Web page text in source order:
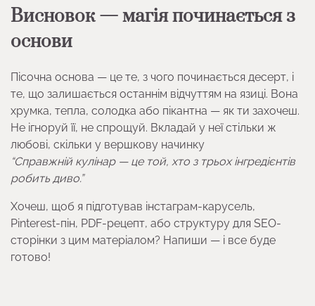
Висновок — магія починається з
основи
Пісочна основа — це те, з чого починається десерт, і
те, що залишається останнім відчуттям на язиці. Вона
хрумка, тепла, солодка або пікантна — як ти захочеш.
Не ігноруй її, не спрощуй. Вкладай у неї стільки ж
любові, скільки у вершкову начинку
“Справжній кулінар — це той, хто з трьох інгредієнтів
робить диво.”
Хочеш, щоб я підготував інстаграм-карусель,
Pinterest-пін, PDF-рецепт, або структуру для SEO-
сторінки з цим матеріалом? Напиши — і все буде
готово!